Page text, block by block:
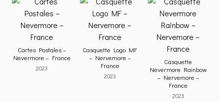
Cartes Postales –
Nevermore – France
2023
Casquette Logo MF
– Nervemore –
France
2023
Casquette
Nevermore Rainbow
– Nervemore –
France
2023